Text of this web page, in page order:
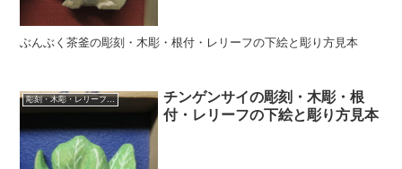
ぶんぶく茶釜の彫刻・木彫・根付・レリーフの下絵と彫り方見本
彫刻・木彫・レリーフ・根付の下絵、彫り方見本
チンゲンサイの彫刻・木彫・根
付・レリーフの下絵と彫り方見本